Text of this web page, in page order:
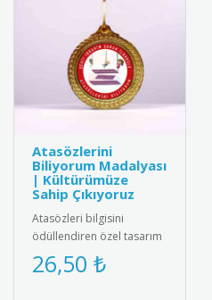
Atasözlerini
Biliyorum Madalyası
| Kültürümüze
Sahip Çıkıyoruz
Atasözleri bilgisini
ödüllendiren özel tasarım
madalya. Türk kültürünü
yaşatmak ve dil
26,50 ₺